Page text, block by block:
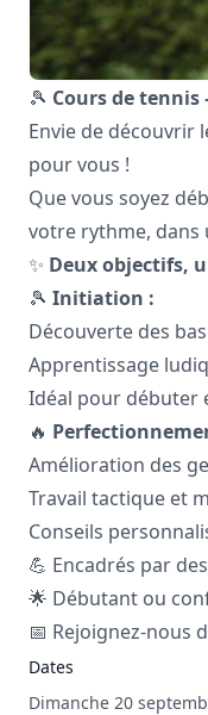
🎾 Cours de
Envie de découvrir
pour vous !
Que vous soyez
votre rythme, dans
✨ Deux objectifs,
🎾 Initiation :
Découverte des
Apprentissage
Idéal pour débuter
🔥
Amélioration des
Travail tactique et
Conseils
💪 Encadrés par
🌟 Débutant ou
📅 Rejoignez-nous
Dates
Dimanche 20